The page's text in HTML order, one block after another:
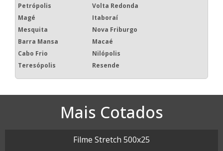
Petrópolis
Volta Redonda
Magé
Itaboraí
Mesquita
Nova Friburgo
Barra Mansa
Macaé
Cabo Frio
Nilópolis
Teresópolis
Resende
Mais Cotados
Filme Stretch 500x25